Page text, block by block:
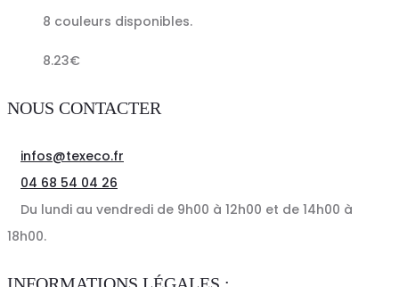
8 couleurs disponibles.
8.23€
NOUS CONTACTER
infos@texeco.fr
04 68 54 04 26
Du lundi au vendredi de 9h00 à 12h00 et de 14h00 à
18h00.